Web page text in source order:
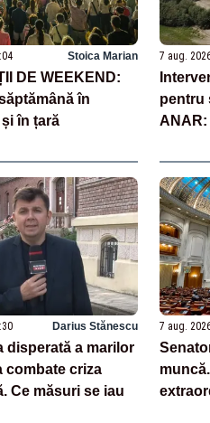
Stoica Marian
DE WEEKEND:
în
în țară
7 aug.
pentru
ANAR:
Darius Stănescu
disperată a marilor
combate criza
Ce măsuri se iau
7 aug.